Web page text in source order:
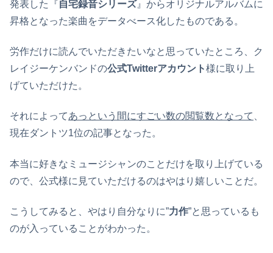
発表した『自宅録音シリーズ』からオリジナルアルバムに
昇格となった楽曲をデータべース化したものである。
労作だけに読んでいただきたいなと思っていたところ、ク
レイジーケンバンドの公式Twitterアカウント様に取り上
げていただけた。
それによってあっという間にすごい数の閲覧数となって 、
現在ダントツ1位の記事となった。
本当に好きなミュージシャンのことだけを取り上げている
ので、公式様に見ていただけるのはやはり嬉しいことだ。
こうしてみると、やはり自分なりに”力作”と思っているも
のが入っていることがわかった。